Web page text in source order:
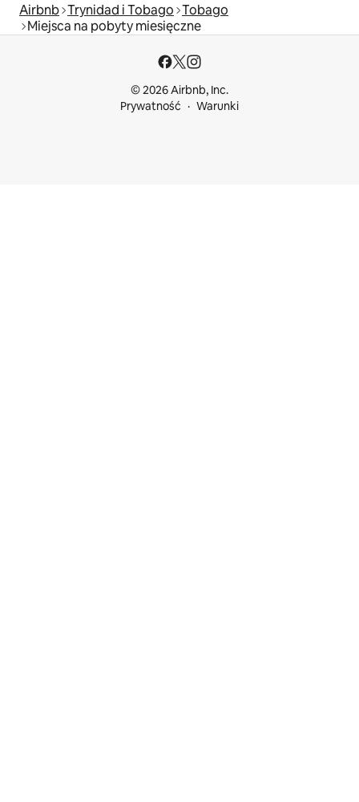
Airbnb Trynidad i Tobago Tobago
Miejsca na pobyty miesięczne
© 2026 Airbnb, Inc.
Prywatność
Warunki